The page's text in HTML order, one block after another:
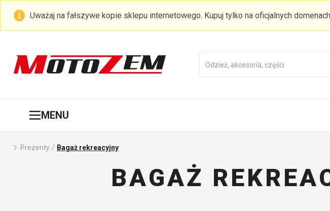
Uważaj na fałszywe kopie sklepu internetowego. Kupuj tylko na oficjalnych
MENU
Prezenty / Bagaż rekreacyjny
BAGAŻ